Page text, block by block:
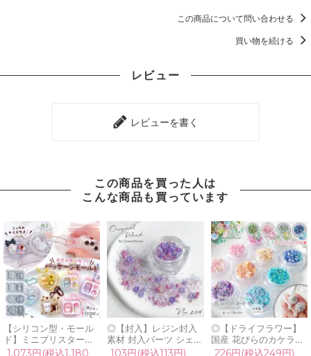
この商品について問い合わせる
買い物を続ける
レビュー
レビューを書く
この商品を買った人は
こんな商品も買っています
【シリコン型・モール
ド】ミニブリスターパ
ッケージ シリコンモー
1,073円(税込1,180
◎【封入】レジン封入
素材 封入パーツ シェイ
カー デコパーツ ヘリオ
103円(税込113円)
◎【ドライフラワー】
国産 花びらのカケラ
MIX プリザーブドフラ
226円(税込249円)